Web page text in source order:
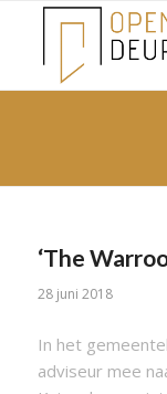
‘The
28 juni 2018
In het
adviseur mee